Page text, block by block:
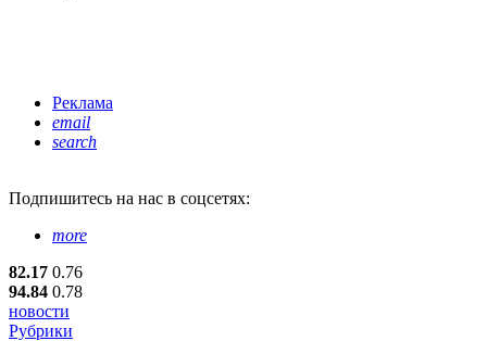
Реклама
email
search
Подпишитесь на нас в соцсетях:
more
82.17 0.76
94.84 0.78
новости
Рубрики